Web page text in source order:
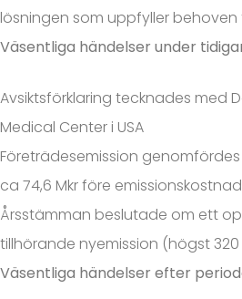
lösningen som uppfyller
Väsentliga händelser under
Avsiktsförklaring tecknades med
Medical Center i USA
Företrädesemission
ca 74,6 Mkr före
Årsstämman beslutade om ett
tillhörande nyemission (högst 320
Väsentliga händelser efter